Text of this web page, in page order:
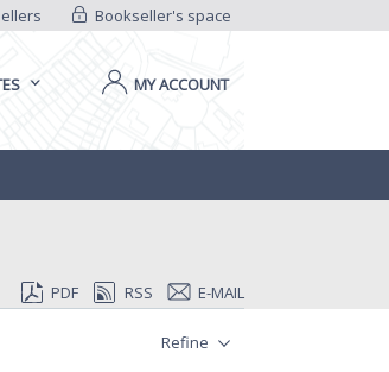
Bookseller's space
MY ACCOUNT
PDF RSS E-MAIL
Refine